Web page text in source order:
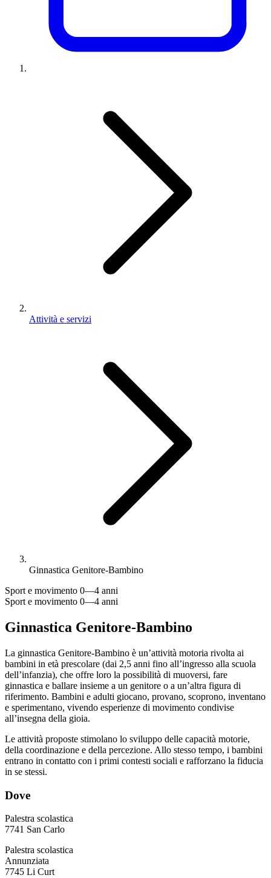
Attività e servizi
Ginnastica Genitore-Bambino
Sport e movimento 0—4 anni
Sport e movimento 0—4 anni
Ginnastica Genitore-Bambino
La ginnastica Genitore-Bambino è un’attività motoria rivolta ai
bambini in età prescolare (dai 2,5 anni fino all’ingresso alla scuola
dell’infanzia), che offre loro la possibilità di muoversi, fare
ginnastica e ballare insieme a un genitore o a un’altra figura di
riferimento. Bambini e adulti giocano, provano, scoprono, inventano
e sperimentano, vivendo esperienze di movimento condivise
all’insegna della gioia.
Le attività proposte stimolano lo sviluppo delle capacità motorie,
della coordinazione e della percezione. Allo stesso tempo, i bambini
entrano in contatto con i primi contesti sociali e rafforzano la fiducia
in se stessi.
Dove
Palestra scolastica
7741 San Carlo
Palestra scolastica
Annunziata
7745 Li Curt